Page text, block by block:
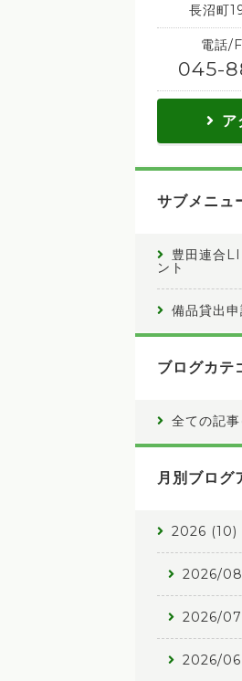
長沼町
電話/
045-
ア
サブメニュ
豊田連合
ント
備品貸出
ブログカテ
全ての記
月別ブログ
2026 (10)
2026/
2026/
2026/06